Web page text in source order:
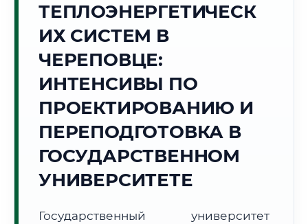
01:32:14
2026 г.
🌅 Восход: --:--
📍 Региональная справка г. Череповец
Субъект:
Вологодская область
Тел. код:
Часовой пояс:
МСК (UTC+3)
ТЕПЛОЭНЕРГЕТИЧЕСК
ИХ СИСТЕМ В
ЧЕРЕПОВЦЕ:
ИНТЕНСИВЫ ПО
ПРОЕКТИРОВАНИЮ И
ПЕРЕПОДГОТОВКА В
ГОСУДАРСТВЕННОМ
УНИВЕРСИТЕТЕ
Государственный университет